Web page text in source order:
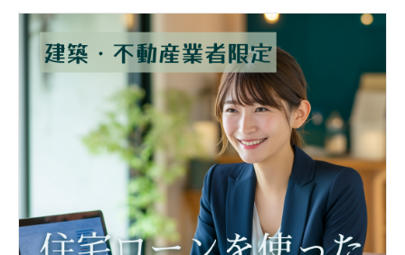
ームメンバーに対する強い影響力を持っています。リーダーがどのように
チームメンバーとコミュニケーションを取り、関係性を深めるかが、成果
に重大な影響を及ぼします。 ■こんな方にオススメです ・1on1面談が苦
手で雑談で終わってしまう ・コミュニケーションに不安がある ・部下と
の信頼関係が築けない ・部下のモチベーションを引き出せない 本研修の
講師を務めるのは、弊社の取締役会長をと止める湯ノ口広志。最先端の心
理学や脳科学を取り入れ、４万人以上のビジネスマンを育成してきた人材
開発のプロフェッショナルが、部下の成長や成果に繋がる効果的なコミュ
ニケーションスキルをご紹介いたします。現在弊社では公開型研修とオン
ライン研修双方を通じて組織開発を行っていますが、本研修はオンライン
ではなく、リアルで受講いただけます。 ■講座概要 ・リアル講義講義 ・
９時～１８時×６日 ■研修カリキュラム １日目 ・心理的安全性のある環
境づくり／関係性づくり ・傾聴と承認 ・スプーン理論 ・相互主観を持ち
上げる 二日目 ・問いの質を上げる①／ゴール設定 ・ソリューションフォ